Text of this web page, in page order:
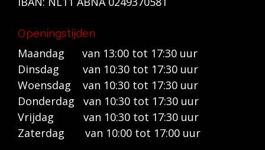
Openingstijden
Maandag van 13:00 tot 17:30 uur
Dinsdag van 10:30 tot 17:30 uur
Woensdag van 10:30 tot 17:30 uur
Donderdag van 10:30 tot 17:30 uur
Vrijdag van 10:30 tot 17:30 uur
Zaterdag van 10:00 tot 17:00 uur